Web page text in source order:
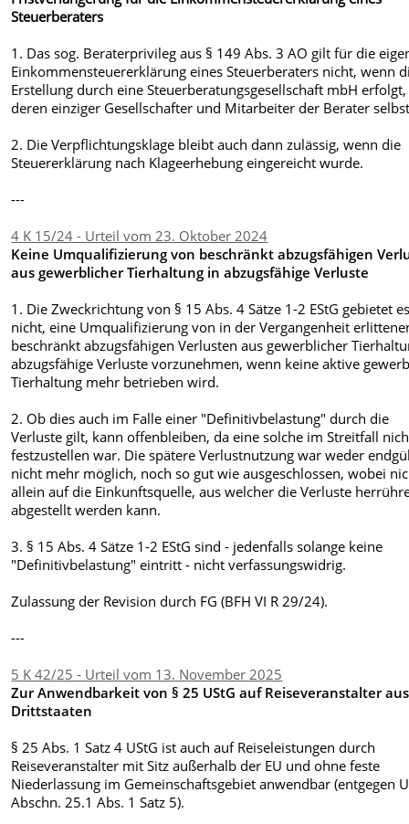
Steuerberaters
1. Das sog. Beraterprivileg aus § 149 Abs. 3 AO gilt für die
Einkommensteuererklärung eines Steuerberaters nicht, wenn
Erstellung durch eine Steuerberatungsgesellschaft mbH erfolgt,
deren einziger Gesellschafter und Mitarbeiter der Berater
2. Die Verpflichtungsklage bleibt auch dann zulässig, wenn die
Steuererklärung nach Klageerhebung eingereicht wurde.
---
4 K 15/24 - Urteil vom 23. Oktober 2024
Keine Umqualifizierung von beschränkt abzugsfähigen
aus gewerblicher Tierhaltung in abzugsfähige Verluste
1. Die Zweckrichtung von § 15 Abs. 4 Sätze 1-2 EStG gebietet
nicht, eine Umqualifizierung von in der Vergangenheit
beschränkt abzugsfähigen Verlusten aus gewerblicher
abzugsfähige Verluste vorzunehmen, wenn keine aktive
Tierhaltung mehr betrieben wird.
2. Ob dies auch im Falle einer "Definitivbelastung" durch die
Verluste gilt, kann offenbleiben, da eine solche im Streitfall
festzustellen war. Die spätere Verlustnutzung war weder
nicht mehr möglich, noch so gut wie ausgeschlossen, wobei
allein auf die Einkunftsquelle, aus welcher die Verluste
abgestellt werden kann.
3. § 15 Abs. 4 Sätze 1-2 EStG sind - jedenfalls solange keine
"Definitivbelastung" eintritt - nicht verfassungswidrig.
Zulassung der Revision durch FG (BFH VI R 29/24).
---
5 K 42/25 - Urteil vom 13. November 2025
Zur Anwendbarkeit von § 25 UStG auf Reiseveranstalter aus
Drittstaaten
§ 25 Abs. 1 Satz 4 UStG ist auch auf Reiseleistungen durch
Reiseveranstalter mit Sitz außerhalb der EU und ohne feste
Niederlassung im Gemeinschaftsgebiet anwendbar (entgegen
Abschn. 25.1 Abs. 1 Satz 5).